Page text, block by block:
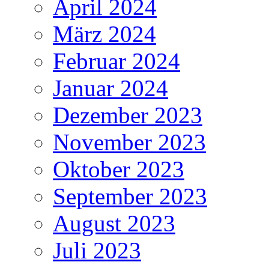
April 2024
März 2024
Februar 2024
Januar 2024
Dezember 2023
November 2023
Oktober 2023
September 2023
August 2023
Juli 2023